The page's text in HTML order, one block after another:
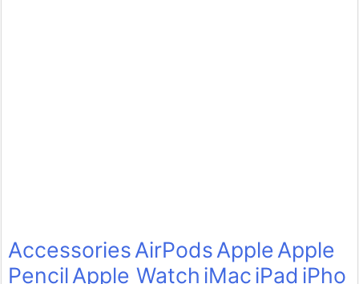
AccessoriesAirPodsAppleApple
PencilApple Watch iMaciPad iPho